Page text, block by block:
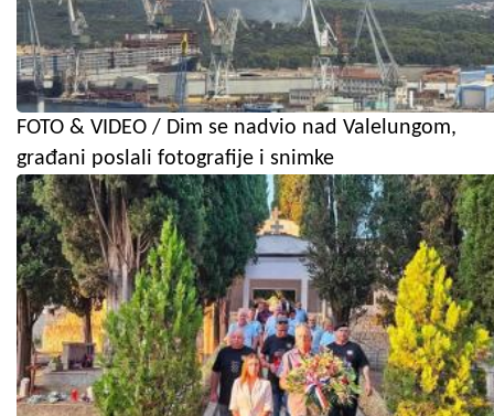
FOTO & VIDEO / Dim se nadvio nad Valelungom,
građani poslali fotografije i snimke